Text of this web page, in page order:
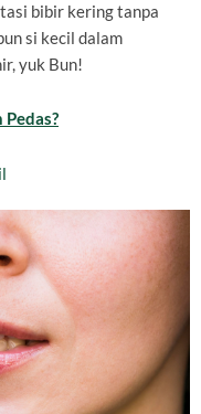
bibir kering tanpa
si kecil dalam
yuk Bun!